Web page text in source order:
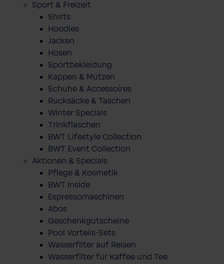
Sport & Freizeit
Shirts
Hoodies
Jacken
Hosen
Sportbekleidung
Kappen & Mützen
Schuhe & Accessoires
Rucksäcke & Taschen
Winter Specials
Trinkflaschen
BWT Lifestyle Collection
BWT Event Collection
Aktionen & Specials
Pflege & Kosmetik
BWT Inside
Espressomaschinen
Abos
Geschenkgutscheine
Pool Vorteils-Sets
Wasserfilter auf Reisen
Wasserfilter für Kaffee und Tee